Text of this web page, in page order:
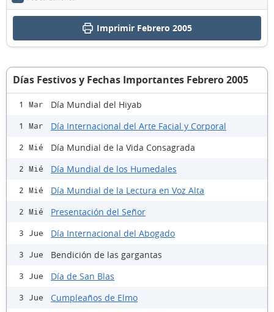
Imprimir Febrero 2005
Días Festivos y Fechas Importantes Febrero 2005
1 Mar Día Mundial del Hiyab
1 Mar Día Internacional del Arte Facial y Corporal
2 Mié Día Mundial de la Vida Consagrada
2 Mié Día Mundial de los Humedales
2 Mié Día Mundial de la Lectura en Voz Alta
2 Mié Presentación del Señor
3 Jue Día Internacional del Abogado
3 Jue Bendición de las gargantas
3 Jue Día de San Blas
3 Jue Cumpleaños de Elmo